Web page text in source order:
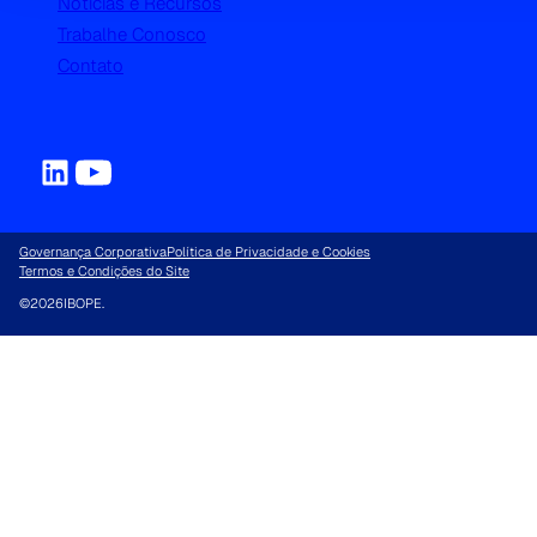
Trabalhe Conosco
Contato
Governança CorporativaPolítica de Privacidade e Cookies
Termos e Condições do Site
©2026IBOPE.